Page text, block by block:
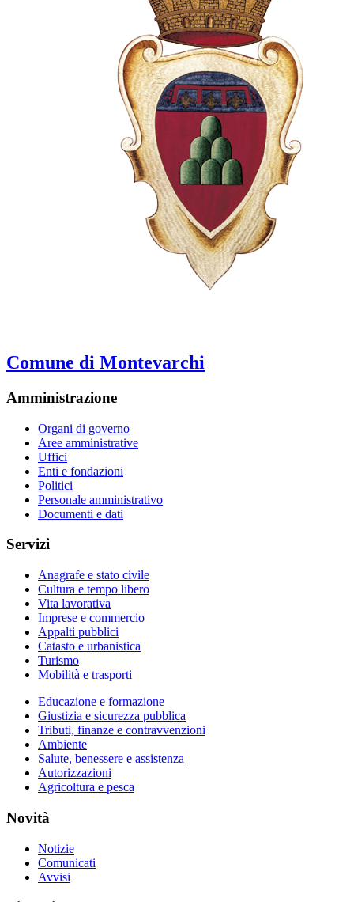
Comune di Montevarchi
Amministrazione
Organi di governo
Aree amministrative
Uffici
Enti e fondazioni
Politici
Personale amministrativo
Documenti e dati
Servizi
Anagrafe e stato civile
Cultura e tempo libero
Vita lavorativa
Imprese e commercio
Appalti pubblici
Catasto e urbanistica
Turismo
Mobilità e trasporti
Educazione e formazione
Giustizia e sicurezza pubblica
Tributi, finanze e contravvenzioni
Ambiente
Salute, benessere e assistenza
Autorizzazioni
Agricoltura e pesca
Novità
Notizie
Comunicati
Avvisi